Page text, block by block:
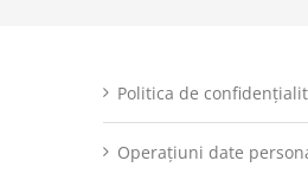
Politica de
Operațiuni date